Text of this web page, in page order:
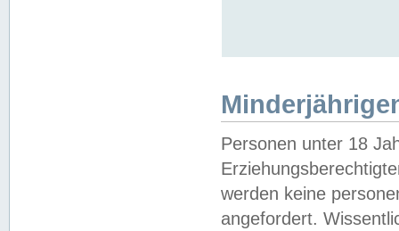
Personen unter 18
werden keine
angefordert.